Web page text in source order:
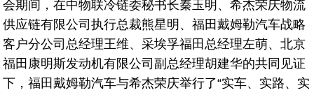
会期间，在中物联冷链委秘书长秦玉明、希杰荣庆物流
供应链有限公司执行总裁熊星明、福田戴姆勒汽车战略
客户分公司总经理王维、采埃孚福田总经理左萌、北京
福田康明斯发动机有限公司副总经理胡建华的共同见证
下，福田戴姆勒汽车与希杰荣庆举行了“实车、实路、实